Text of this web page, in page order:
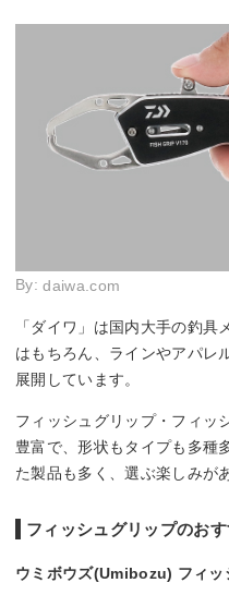
By:daiwa.com
「ダイワ」は国内大手の釣
はもちろん、ラインやアパレ
展開しています。
フィッシュグリップ・フィッ
豊富で、形状もタイプも多種
た製品も多く、選ぶ楽しみが
フィッシュグリップのお
ウミボウズ(Umibozu) フィッ